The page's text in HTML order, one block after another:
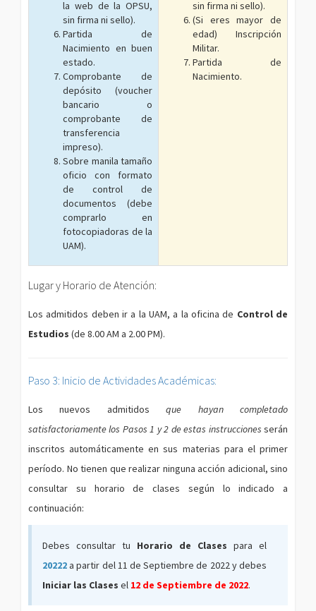
la web de la OPSU,
sin firma ni sello).
Partida de
Nacimiento en buen
estado.
Comprobante de
depósito (voucher
bancario o
comprobante de
transferencia
impreso).
Sobre manila tamaño
oficio con formato
de control de
documentos (debe
comprarlo en
fotocopiadoras de la
UAM).
sin firma ni sello).
(Si eres mayor de
edad) Inscripción
Militar.
Partida de
Nacimiento.
Lugar y Horario de Atención:
Los admitidos deben ir a la UAM, a la oficina de Control de
Estudios (de 8.00 AM a 2.00 PM).
Paso 3: Inicio de Actividades Académicas:
Los nuevos admitidosque hayan completado
satisfactoriamente los Pasos 1 y 2 de estas instrucciones serán
inscritos automáticamente en sus materias para el primer
período. No tienen que realizar ninguna acción adicional, sino
consultar su horario de clases según lo indicado a
continuación:
Debes consultar tu Horario de Clases para el
20222a partir del 11 de Septiembre de 2022 y debes
Iniciar las Clases el 12 de Septiembre de 2022.